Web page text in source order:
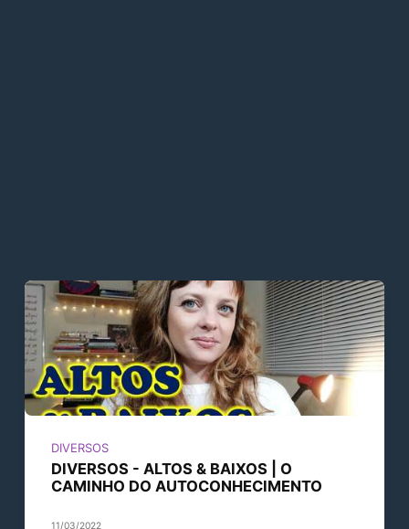
DIVERSOS
DIVERSOS - ALTOS & BAIXOS | O
CAMINHO DO AUTOCONHECIMENTO
11/03/2022